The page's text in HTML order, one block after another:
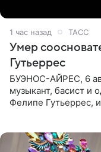
1 час назад ТАСС
Умер
Гутьеррес
БУЭНОС-АЙРЕС, 6
музыкант, басист и
Фелипе Гутьеррес,